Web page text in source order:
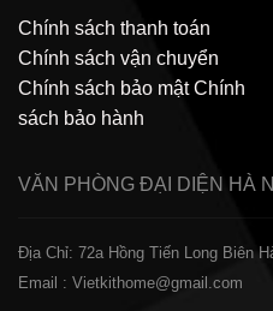
Chính sách thanh toán
Chính sách vận chuyển
Chính sách bảo mật Chính
sách bảo hành
VĂN PHÒNG ĐẠI DIỆN HÀ
Địa Chỉ: 72a Hồng Tiến Long Biên
Email : Vietkithome@gmail.com